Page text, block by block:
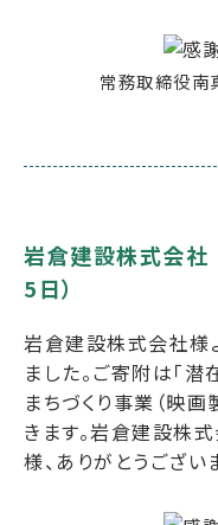
常務取締役南
岩倉建設株式会社
5日）
岩倉建設株式会社様
ました。ご寄附は「
まちづくり事業（映
きます。岩倉建設株
様、ありがとうござい